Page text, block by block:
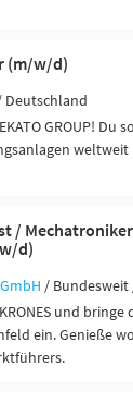
(m/w/d)
Deutschland
GROUP! Du
/
d)
/
und bringe
ein. Genieße